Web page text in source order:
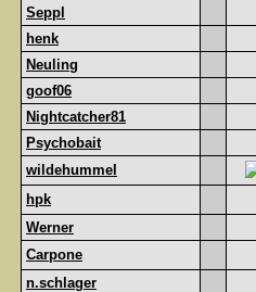
Seppl
henk
Neuling
goof06
Nightcatcher81
Psychobait
wildehummel
hpk
Werner
Carpone
n.schlager